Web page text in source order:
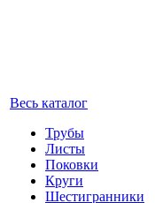
Весь каталог
Трубы
Листы
Поковки
Круги
Шестигранники